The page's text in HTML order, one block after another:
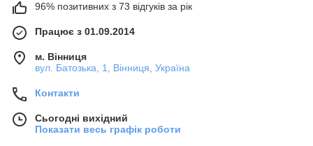
96% позитивних з 73 відгуків за рік
Працює з 01.09.2014
м. Вінниця
вул. Батозька, 1, Вінниця, Україна
Контакти
Сьогодні вихідний
Показати весь графік роботи